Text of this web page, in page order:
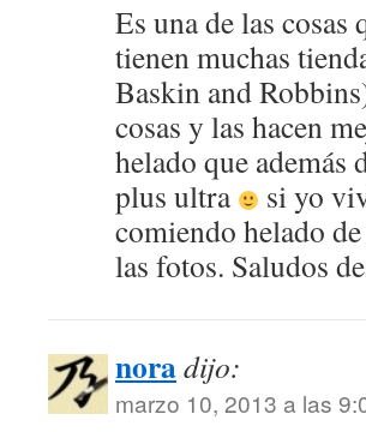
Es una de las cosas
tienen muchas
Baskin and
cosas y las hacen
helado que además
plus ultra
si yo
comiendo helado
las fotos. Saludos
noradijo:
marzo 10, 2013 a las